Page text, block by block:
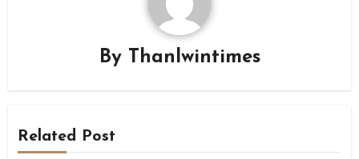
By Thanlwintimes
Related Post